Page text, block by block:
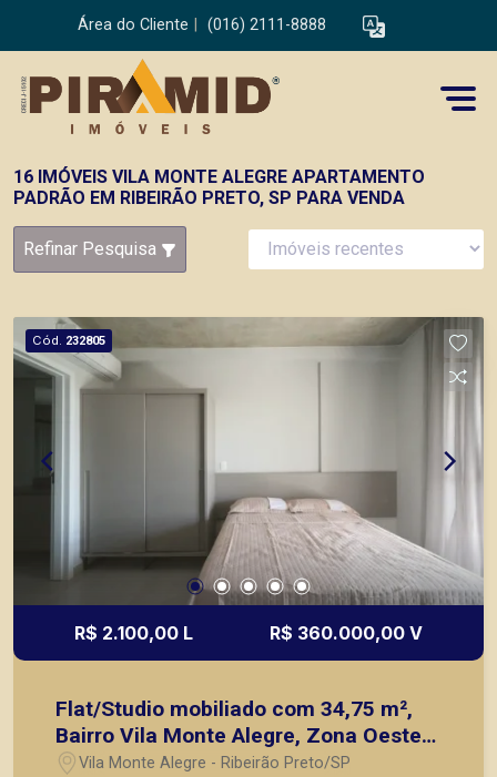
Área do Cliente (016) 2111-8888
16 IMÓVEIS VILA MONTE ALEGRE APARTAMENTO
PADRÃO EM RIBEIRÃO PRETO, SP PARA VENDA
Refinar Pesquisa
Cód. 232805
R$ 2.100,00 L R$ 360.000,00 V
Flat/Studio mobiliado com 34,75 m²,
Bairro Vila Monte Alegre, Zona Oeste
de Ribeirão Preto/SP.
Vila Monte Alegre - Ribeirão Preto/SP